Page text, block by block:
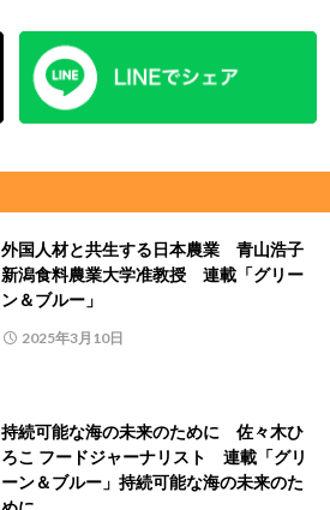
外国人材と共生する日本農業 青山浩子
新潟食料農業大学准教授 連載「グリー
ン＆ブルー」
2025年3月10日
持続可能な海の未来のために 佐々木ひ
ろこ フードジャーナリスト 連載「グリ
ーン＆ブルー」持続可能な海の未来のた